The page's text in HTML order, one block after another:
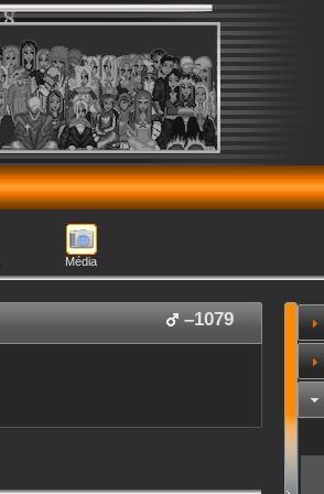
Média
–1079